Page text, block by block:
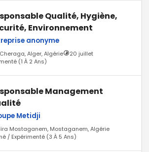
Qualité, Hygiène,
Environnement
anonyme
Alger, Algérie
20 juillet
(1 À 2 Ans)
Management
Metidji
Mostaganem, Mostaganem, Algérie
/ Expérimenté (3 À 5 Ans)